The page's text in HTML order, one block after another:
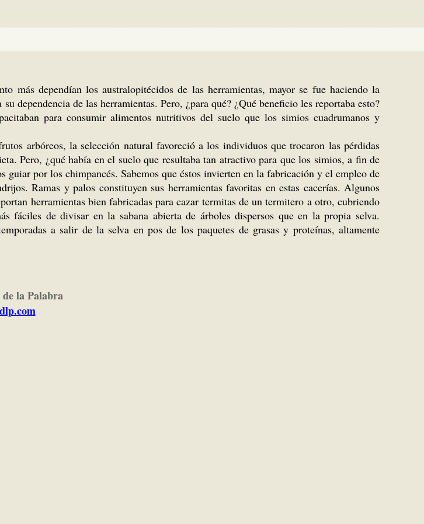
más dependían los australopitécidos de las herramientas, mayor se fue haciendo la
dependencia de las herramientas. Pero, ¿para qué? ¿Qué beneficio les reportaba esto?
para consumir alimentos nutritivos del suelo que los simios cuadrumanos y
arbóreos, la selección natural favoreció a los individuos que trocaron las pérdidas
Pero, ¿qué había en el suelo que resultaba tan atractivo para que los simios, a fin de
por los chimpancés. Sabemos que éstos invierten en la fabricación y el empleo de
Ramas y palos constituyen sus herramientas favoritas en estas cacerías. Algunos
herramientas bien fabricadas para cazar termitas de un termitero a otro, cubriendo
de divisar en la sabana abierta de árboles dispersos que en la propia selva.
a salir de la selva en pos de los paquetes de grasas y proteínas, altamente
la Palabra